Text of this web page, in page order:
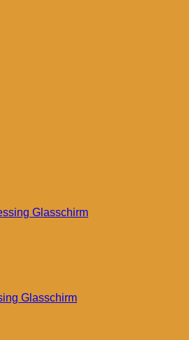
Glasschirm